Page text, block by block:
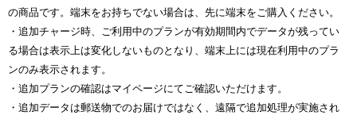
の商品です。端末をお持ちでない場合は、先に端末をご購入ください。
・追加チャージ時、ご利用中のプランが有効期間内でデータが残ってい
る場合は表示上は変化しないものとなり、端末上には現在利用中のプラ
ンのみ表示されます。
・追加プランの確認はマイページにてご確認いただけます。
・追加データは郵送物でのお届けではなく、遠隔で追加処理が実施され